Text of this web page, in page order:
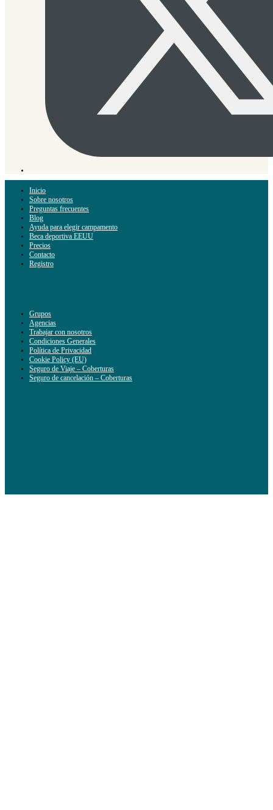
Inicio
Sobre nosotros
Preguntas frecuentes
Blog
Ayuda para elegir campamento
Beca deportiva EEUU
Precios
Contacto
Registro
Grupos
Agencias
Trabajar con nosotros
Condiciones Generales
Política de Privacidad
Cookie Policy (EU)
Seguro de Viaje – Coberturas
Seguro de cancelación – Coberturas